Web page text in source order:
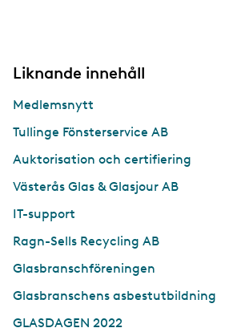
Liknande innehåll
Medlemsnytt
Tullinge Fönsterservice AB
Auktorisation och certifiering
Västerås Glas & Glasjour AB
IT-support
Ragn-Sells Recycling AB
Glasbranschföreningen
Glasbranschens asbestutbildning
GLASDAGEN 2022